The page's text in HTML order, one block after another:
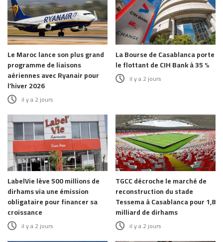
Le Maroc lance son plus grand
programme de liaisons
aériennes avec Ryanair pour
l’hiver 2026
il y a 2 jours
La Bourse de Casablanca porte
le flottant de CIH Bank à 35 %
il y a 2 jours
LabelVie lève 500 millions de
dirhams via une émission
obligataire pour financer sa
croissance
il y a 2 jours
TGCC décroche le marché de
reconstruction du stade
Tessema à Casablanca pour 1,8
milliard de dirhams
il y a 2 jours